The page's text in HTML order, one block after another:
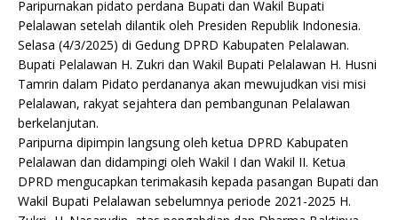
e
b
o
o
k
s
A
p
p
te
r
t l l e
Paripurnakan pidato perdana Bupati dan Wakil Bupati
Pelalawan setelah dilantik oleh Presiden Republik Indonesia.
Selasa (4/3/2025) di Gedung DPRD Kabupaten Pelalawan.
Bupati Pelalawan H. Zukri dan Wakil Bupati Pelalawan H. Husni
Tamrin dalam Pidato perdananya akan mewujudkan visi misi
Pelalawan, rakyat sejahtera dan pembangunan Pelalawan
berkelanjutan.
Paripurna dipimpin langsung oleh ketua DPRD Kabupaten
Pelalawan dan didampingi oleh Wakil I dan Wakil II. Ketua
DPRD mengucapkan terimakasih kepada pasangan Bupati dan
Wakil Bupati Pelalawan sebelumnya periode 2021-2025 H.